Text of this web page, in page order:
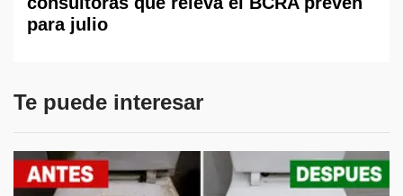
para julio
Te puede interesar